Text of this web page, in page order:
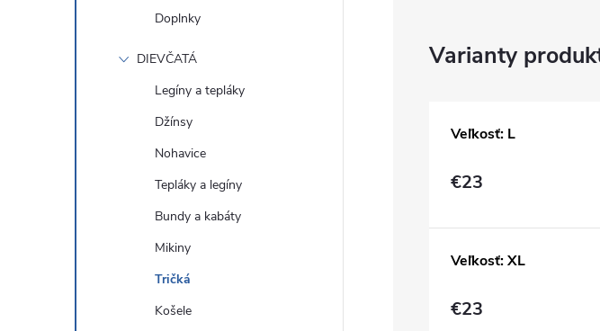
Doplnky
DIEVČATÁ
Legíny a tepláky
Džínsy
Nohavice
Tepláky a legíny
Bundy a kabáty
Mikiny
Tričká
Košele
Veľkosť: L
€23
Veľkosť: XL
€23